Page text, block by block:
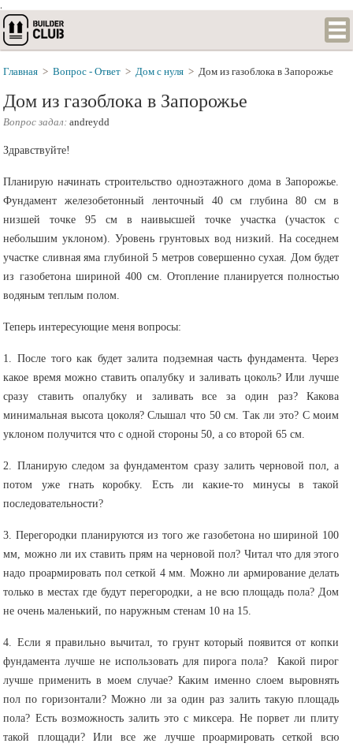
.
Главная > Вопрос - Ответ > Дом с нуля > Дом из газоблока в Запорожье
Дом из газоблока в Запорожье
Вопрос задал: andreydd
Здравствуйте!
Планирую начинать строительство одноэтажного дома в Запорожье.
Фундамент железобетонный ленточный 40 см глубина 80 см в
низшей точке 95 см в наивысшей точке участка (участок с
небольшим уклоном). Уровень грунтовых вод низкий. На соседнем
участке сливная яма глубиной 5 метров совершенно сухая. Дом будет
из газобетона шириной 400 см. Отопление планируется полностью
водяным теплым полом.
Теперь интересующие меня вопросы:
1. После того как будет залита подземная часть фундамента. Через
какое время можно ставить опалубку и заливать цоколь? Или лучше
сразу ставить опалубку и заливать все за один раз? Какова
минимальная высота цоколя? Слышал что 50 см. Так ли это? С моим
уклоном получится что с одной стороны 50, а со второй 65 см.
2. Планирую следом за фундаментом сразу залить черновой пол, а
потом уже гнать коробку. Есть ли какие-то минусы в такой
последовательности?
3. Перегородки планируются из того же газобетона но шириной 100
мм, можно ли их ставить прям на черновой пол? Читал что для этого
надо проармировать пол сеткой 4 мм. Можно ли армирование делать
только в местах где будут перегородки, а не всю площадь пола? Дом
не очень маленький, по наружным стенам 10 на 15.
4. Если я правильно вычитал, то грунт который появится от копки
фундамента лучше не использовать для пирога пола? Какой пирог
лучше применить в моем случае? Каким именно слоем выровнять
пол по горизонтали? Можно ли за один раз залить такую площадь
пола? Есть возможность залить это с миксера. Не порвет ли плиту
такой площади? Или все же лучше проармировать сеткой всю